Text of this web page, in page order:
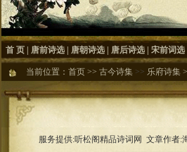
首 页 唐前诗选 唐朝诗选 唐后诗选 宋前词选
当前位置： 首页 >> 古今诗集 >> 乐府诗集
服务提供:听松阁精品诗词网 文章作者